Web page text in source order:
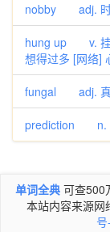
nobby adj. 时
hung up v. 挂
想得过多 [网络]
fungal adj. 真
prediction n.
单词全典 可查500
本站内容来源网